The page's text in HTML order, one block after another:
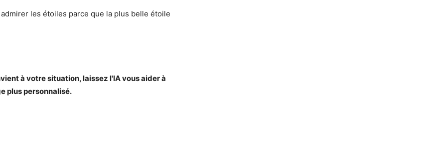
les étoiles parce que la plus belle étoile
à votre situation, laissez l'IA vous aider à
plus personnalisé.